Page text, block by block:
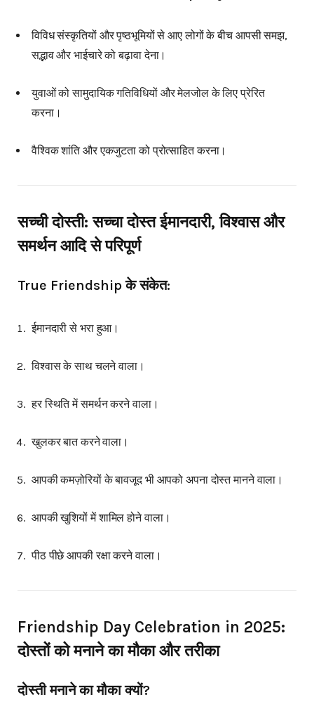
विविध संस्कृतियों और पृष्ठभूमियों से आए लोगों के बीच आपसी समझ,
सद्भाव और भाईचारे को बढ़ावा देना।
युवाओं को सामुदायिक गतिविधियों और मेलजोल के लिए प्रेरित
करना।
वैश्विक शांति और एकजुटता को प्रोत्साहित करना।
सच्ची दोस्ती: सच्चा दोस्त ईमानदारी, विश्वास और
समर्थन आदि से परिपूर्ण
True Friendship के संकेत:
ईमानदारी से भरा हुआ।
विश्वास के साथ चलने वाला।
हर स्थिति में समर्थन करने वाला।
खुलकर बात करने वाला।
आपकी कमज़ोरियों के बावजूद भी आपको अपना दोस्त मानने वाला।
आपकी खुशियों में शामिल होने वाला।
पीठ पीछे आपकी रक्षा करने वाला।
Friendship Day Celebration in 2025:
दोस्तों को मनाने का मौका और तरीका
दोस्ती मनाने का मौका क्यों?